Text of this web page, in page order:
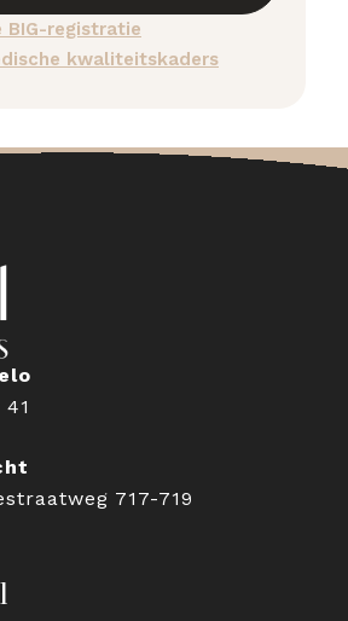
BIG-registratie
kwaliteitskaders
717-719